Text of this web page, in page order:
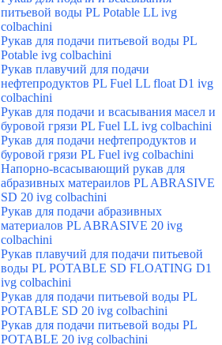
питьевой воды PL Potable LL ivg
colbachini
Рукав для подачи питьевой воды PL
Potable ivg colbachini
Рукав плавучий для подачи
нефтепродуктов PL Fuel LL float D1 ivg
colbachini
Рукав для подачи и всасывания масел и
буровой грязи PL Fuel LL ivg colbachini
Рукав для подачи нефтепродуктов и
буровой грязи PL Fuel ivg colbachini
Напорно-всасывающий рукав для
абразивных матераилов PL ABRASIVE
SD 20 ivg colbachini
Рукав для подачи абразивных
материалов PL ABRASIVE 20 ivg
colbachini
Рукав плавучий для подачи питьевой
воды PL POTABLE SD FLOATING D1
ivg colbachini
Рукав для подачи питьевой воды PL
POTABLE SD 20 ivg colbachini
Рукав для подачи питьевой воды PL
POTABLE 20 ivg colbachini